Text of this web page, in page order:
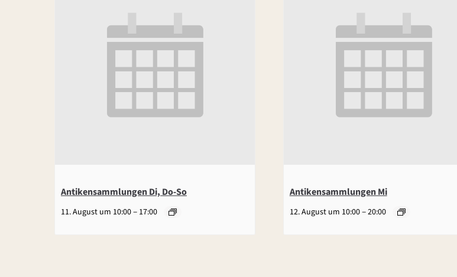
Antikensammlungen Di, Do-So
11. August um 10:00– 17:00
Antikensammlungen Mi
12. August um 10:00–20:00